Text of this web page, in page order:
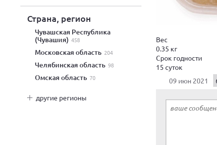
Страна, регион
Чувашская Республика
(Чувашия) 458
Московская область 204
Челябинская область 98
Омская область 70
другие регионы
Вес
0.35 кг
Срок годности
15 суток
09 июн 2021